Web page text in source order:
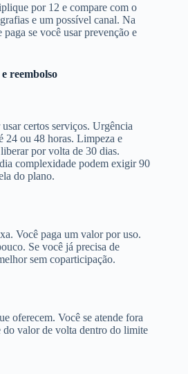
por 12 e compare com o
e um possível canal. Na
se você usar prevenção e
reembolso
certos serviços. Urgência
24 ou 48 horas. Limpeza e
por volta de 30 dias.
complexidade podem exigir 90
do plano.
Você paga um valor por uso.
Se você já precisa de
sem coparticipação.
oferecem. Você se atende fora
do valor de volta dentro do limite